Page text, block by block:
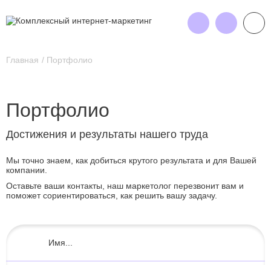
Главная Портфолио
Портфолио
Достижения и результаты нашего труда
Мы точно знаем, как добиться крутого результата и для Вашей
компании.
Оставьте ваши контакты, наш маркетолог перезвонит вам и
поможет сориентироваться, как решить вашу задачу.